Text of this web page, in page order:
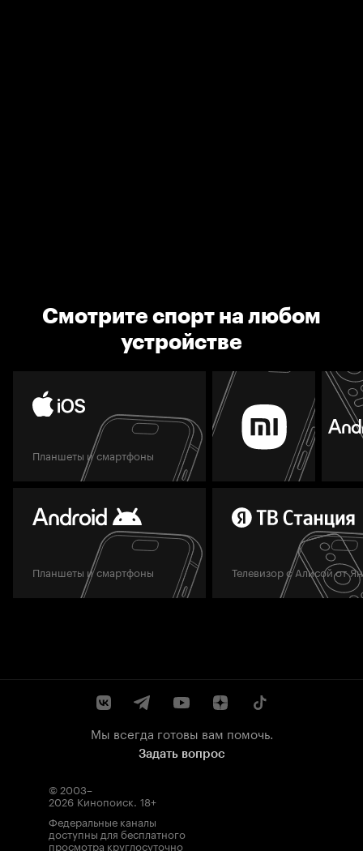
Смотрите спорт на любом
устройстве
Планшеты и смартфоны
Планшеты и смартфоны Телевизор с Алисой от
Мы всегда готовы вам помочь.
Задать вопрос
© 2003–
2026 Кинопоиск. 18+
Федеральные каналы
доступны для бесплатного
просмотра круглосуточно